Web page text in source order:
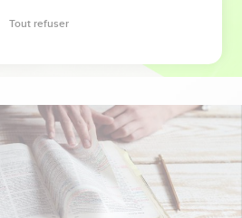
Tout refuser